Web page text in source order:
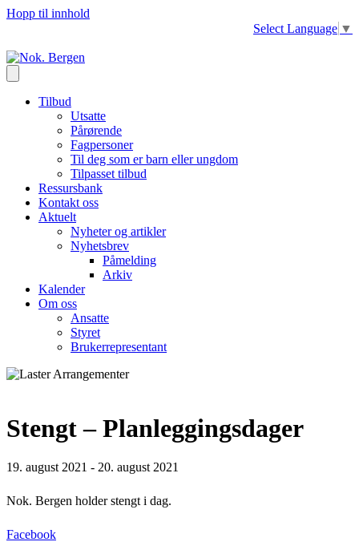
Hopp til innhold
Select Language ▼
Tilbud
Utsatte
Pårørende
Fagpersoner
Til deg som er barn eller ungdom
Tilpasset tilbud
Ressursbank
Kontakt oss
Aktuelt
Nyheter og artikler
Nyhetsbrev
Påmelding
Arkiv
Kalender
Om oss
Ansatte
Styret
Brukerrepresentant
Stengt – Planleggingsdager
19. august 2021 - 20. august 2021
Nok. Bergen holder stengt i dag.
Facebook